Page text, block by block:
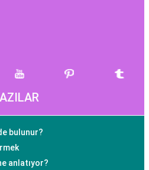
bulunur?
anlatıyor?